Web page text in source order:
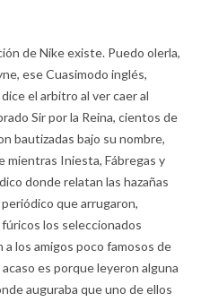
de Nike existe. Puedo olerla,
ese Cuasimodo inglés,
el arbitro al ver caer al
Sir por la Reina, cientos de
bautizadas bajo su nombre,
mientras Iniesta, Fábregas y
donde relatan las hazañas
que arrugaron,
los seleccionados
los amigos poco famosos de
es porque leyeron alguna
auguraba que uno de ellos